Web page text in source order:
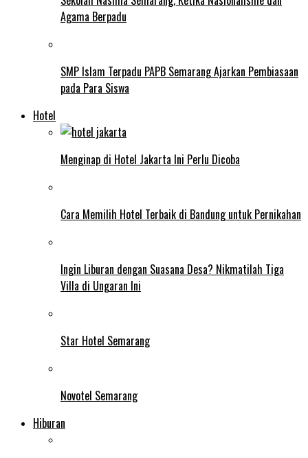
Agama Berpadu
SMP Islam Terpadu PAPB Semarang Ajarkan Pembiasaan
pada Para Siswa
Hotel
Menginap di Hotel Jakarta Ini Perlu Dicoba
Cara Memilih Hotel Terbaik di Bandung untuk Pernikahan
Ingin Liburan dengan Suasana Desa? Nikmatilah Tiga
Villa di Ungaran Ini
Star Hotel Semarang
Novotel Semarang
Hiburan